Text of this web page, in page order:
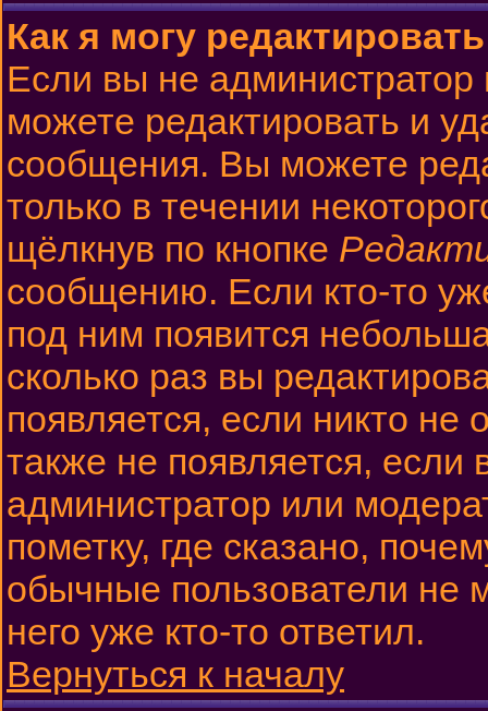
Как я могу
Если вы не
можете редактировать и
сообщения. Вы можете
только в течении
щёлкнув по кнопке
сообщению. Если кто-то
под ним появится
сколько раз вы
появляется, если никто
также не появляется,
администратор или
пометку, где сказано,
обычные пользователи не
него уже кто-то ответил.
Вернуться к началу